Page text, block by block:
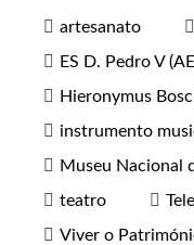
artesanato
ES D. Pedro V
Hieronymus
instrumento
Museu Nacional
teatro
Viver o